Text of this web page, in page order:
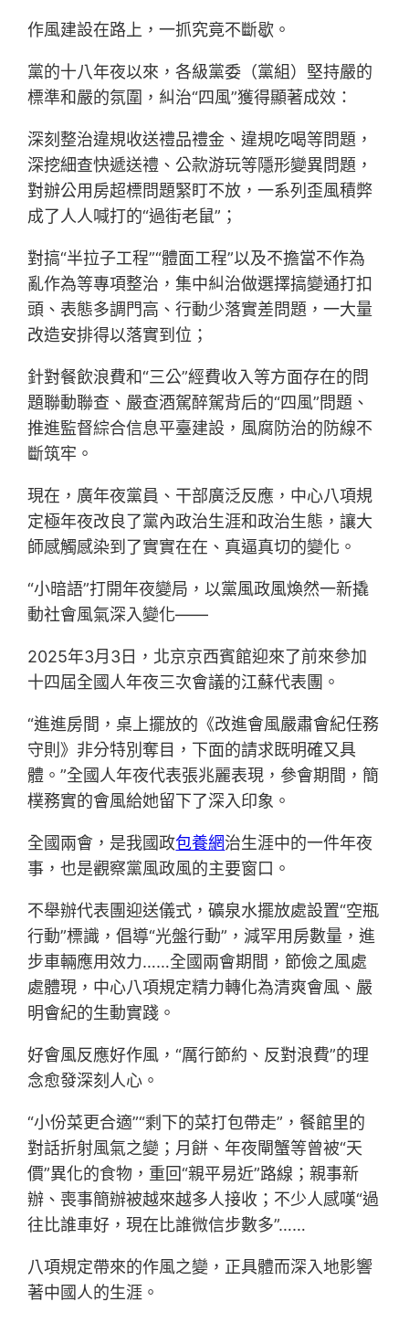
作風建設在路上，一抓究竟不斷歇。
黨的十八年夜以來，各級黨委（黨組）堅持嚴的
標準和嚴的氛圍，糾治“四風”獲得顯著成效：
深刻整治違規收送禮品禮金、違規吃喝等問題，
深挖細查快遞送禮、公款游玩等隱形變異問題，
對辦公用房超標問題緊盯不放，一系列歪風積弊
成了人人喊打的“過街老鼠”；
對搞“半拉子工程”“體面工程”以及不擔當不作為
亂作為等專項整治，集中糾治做選擇搞變通打扣
頭、表態多調門高、行動少落實差問題，一大量
改造安排得以落實到位；
針對餐飲浪費和“三公”經費收入等方面存在的問
題聯動聯查、嚴查酒駕醉駕背后的“四風”問題、
推進監督綜合信息平臺建設，風腐防治的防線不
斷筑牢。
現在，廣年夜黨員、干部廣泛反應，中心八項規
定極年夜改良了黨內政治生涯和政治生態，讓大
師感觸感染到了實實在在、真逼真切的變化。
“小暗語”打開年夜變局，以黨風政風煥然一新撬
動社會風氣深入變化——
2025年3月3日，北京京西賓館迎來了前來參加
十四屆全國人年夜三次會議的江蘇代表團。
“進進房間，桌上擺放的《改進會風嚴肅會紀任務
守則》非分特別奪目，下面的請求既明確又具
體。”全國人年夜代表張兆麗表現，參會期間，簡
樸務實的會風給她留下了深入印象。
全國兩會，是我國政包養網治生涯中的一件年夜
事，也是觀察黨風政風的主要窗口。
不舉辦代表團迎送儀式，礦泉水擺放處設置“空瓶
行動”標識，倡導“光盤行動”，減罕用房數量，進
步車輛應用效力……全國兩會期間，節儉之風處
處體現，中心八項規定精力轉化為清爽會風、嚴
明會紀的生動實踐。
好會風反應好作風，“厲行節約、反對浪費”的理
念愈發深刻人心。
“小份菜更合適”“剩下的菜打包帶走”，餐館里的
對話折射風氣之變；月餅、年夜閘蟹等曾被“天
價”異化的食物，重回“親平易近”路線；親事新
辦、喪事簡辦被越來越多人接收；不少人感嘆“過
往比誰車好，現在比誰微信步數多”……
八項規定帶來的作風之變，正具體而深入地影響
著中國人的生涯。